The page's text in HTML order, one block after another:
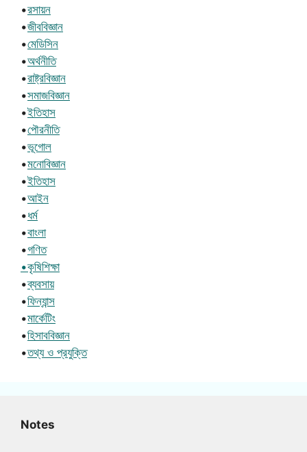
•রসায়ন
•জীববিজ্ঞান
•মেডিসিন
•অর্থনীতি
•রাষ্ট্রবিজ্ঞান
•সমাজবিজ্ঞান
•ইতিহাস
•পৌরনীতি
•ভূগোল
•মনোবিজ্ঞান
•ইতিহাস
•আইন
•ধর্ম
•বাংলা
•গণিত
•কৃষিশিক্ষা
•ব্যবসায়
•ফিন্যান্স
•মার্কেটিং
•হিসাববিজ্ঞান
•তথ্য ও প্রযুক্তি
Notes